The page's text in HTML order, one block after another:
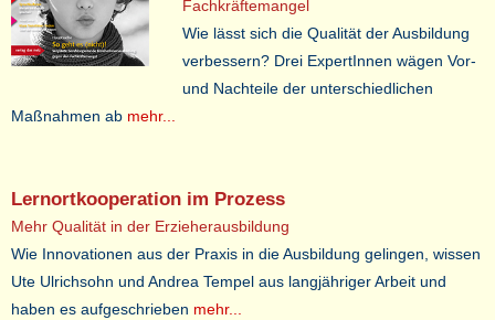
Fachkräftemangel
Wie lässt sich die Qualität der Ausbildung
verbessern? Drei ExpertInnen wägen Vor-
und Nachteile der unterschiedlichen
Maßnahmen ab mehr...
Lernortkooperation im Prozess
Mehr Qualität in der Erzieherausbildung
Wie Innovationen aus der Praxis in die Ausbildung gelingen, wissen
Ute Ulrichsohn und Andrea Tempel aus langjähriger Arbeit und
haben es aufgeschrieben mehr...